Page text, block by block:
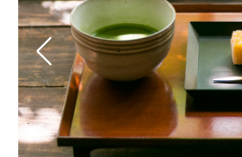
ITの今と未来を見通す
スマホと通信の最新トレンド
進化するPCとデバイスの未来
好きが集まる 比べて選べる